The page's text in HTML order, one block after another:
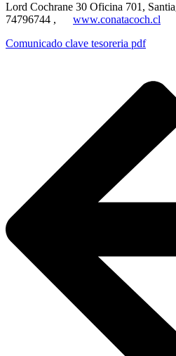
Lord Cochrane 30 Oficina 701,
74796744 , www.conatacoch.cl
Comunicado clave tesoreria pdf